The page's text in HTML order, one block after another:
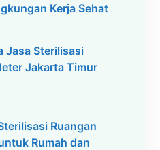
Kerja Sehat
Jasa Sterilisasi
Jakarta Timur
Ruangan
Rumah dan